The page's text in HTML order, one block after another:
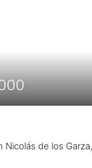
Nicolás de los